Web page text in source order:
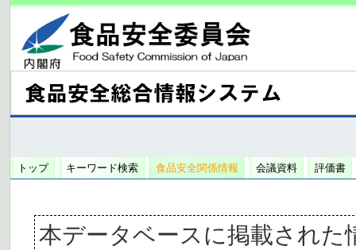
トップ キーワード検索 食品安全関係情報 会議資料 評価書
本データベースに掲載された